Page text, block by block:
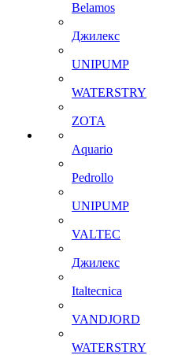
Belamos
Джилекс
UNIPUMP
WATERSTRY
ZOTA
Aquario
Pedrollo
UNIPUMP
VALTEC
Джилекс
Italtecnica
VANDJORD
WATERSTRY